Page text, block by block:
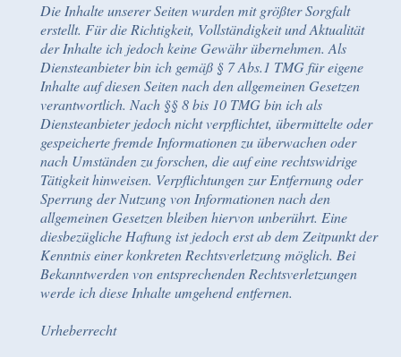
Die Inhalte unserer Seiten wurden mit größter Sorgfalt
erstellt. Für die Richtigkeit, Vollständigkeit und Aktualität
der Inhalte ich jedoch keine Gewähr übernehmen. Als
Diensteanbieter bin ich gemäß § 7 Abs.1 TMG für eigene
Inhalte auf diesen Seiten nach den allgemeinen Gesetzen
verantwortlich. Nach §§ 8 bis 10 TMG bin ich als
Diensteanbieter jedoch nicht verpflichtet, übermittelte oder
gespeicherte fremde Informationen zu überwachen oder
nach Umständen zu forschen, die auf eine rechtswidrige
Tätigkeit hinweisen. Verpflichtungen zur Entfernung oder
Sperrung der Nutzung von Informationen nach den
allgemeinen Gesetzen bleiben hiervon unberührt. Eine
diesbezügliche Haftung ist jedoch erst ab dem Zeitpunkt der
Kenntnis einer konkreten Rechtsverletzung möglich. Bei
Bekanntwerden von entsprechenden Rechtsverletzungen
werde ich diese Inhalte umgehend entfernen.
Urheberrecht